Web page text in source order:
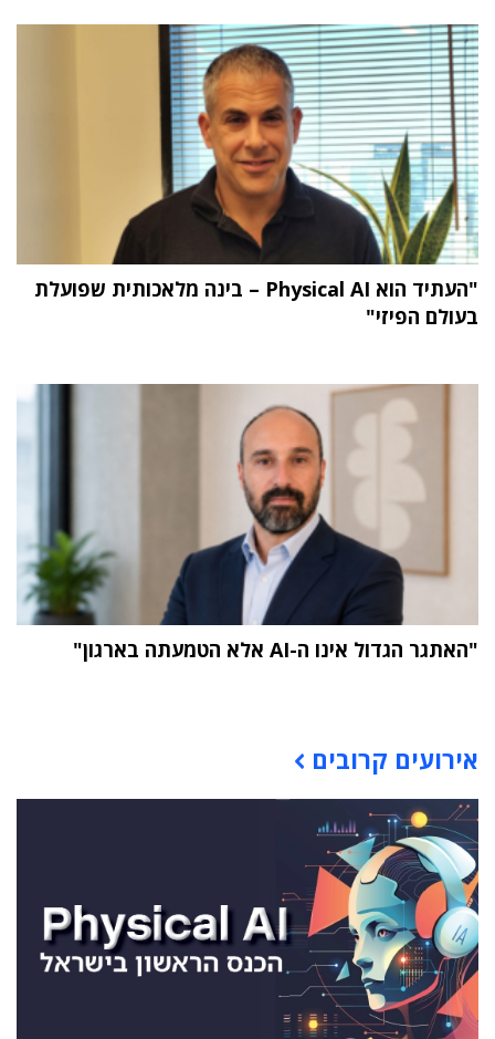
"העתיד הוא Physical AI – בינה מלאכותית שפועלת
בעולם הפיזי"
"האתגר הגדול אינו ה-AI אלא הטמעתה בארגון"
אירועים קרובים